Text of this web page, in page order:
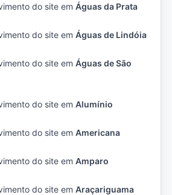
do site emÁguas da Prata
do site emÁguas de Lindóia
do site emÁguas de São
do site emAlumínio
do site emAmericana
do site emAmparo
do site emAraçariguama